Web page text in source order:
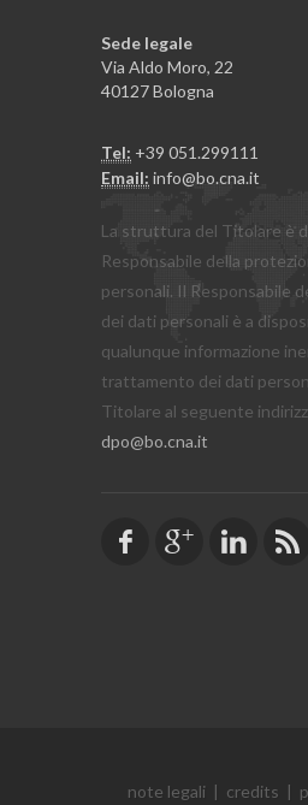
Sede legale
Via Aldo Moro, 22
40127 Bologna
Tel: +39 051.299111
Email: info@bo.cna.it
La struttura del Titolare è
Responsabile della
personali. Il Responsabile
dei dati personali è a
qualunque informazione
trattamento dei dati
Titolare al seguente
dpo@bo.cna.it
note legali | credits |